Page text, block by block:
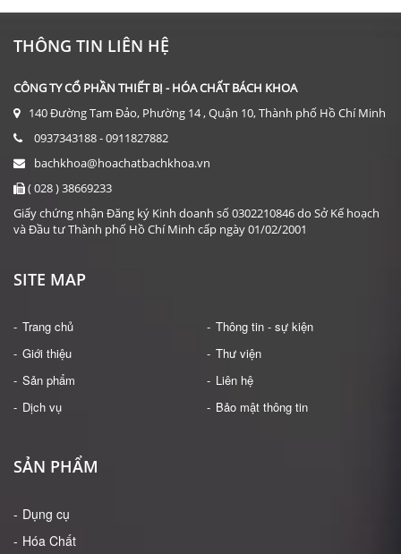
THÔNG TIN LIÊN HỆ
CÔNG TY CỔ PHẦN THIẾT BỊ - HÓA CHẤT BÁCH KHOA
140 Đường Tam Đảo, Phường 14 , Quận 10, Thành phố Hồ Chí Minh
0937343188 - 0911827882
bachkhoa@hoachatbachkhoa.vn
( 028 ) 38669233
Giấy chứng nhận Đăng ký Kinh doanh số 0302210846 do Sở Kế hoạch
và Đầu tư Thành phố Hồ Chí Minh cấp ngày 01/02/2001
SITE MAP
Trang chủ
Giới thiệu
Sản phẩm
Dịch vụ
Thông tin - sự kiện
Thư viện
Liên hệ
Bảo mật thông tin
SẢN PHẨM
Dụng cụ
Hóa Chất